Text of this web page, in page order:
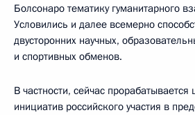
Болсонаро тематику гуманитарного
Условились и далее всемерно
двусторонних научных,
и спортивных обменов.
В частности, сейчас
инициатив российского участия в